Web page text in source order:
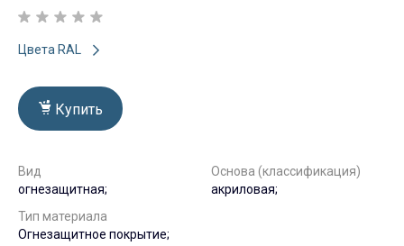
Цвета RAL
Купить
Вид
огнезащитная;
Основа (классификация)
акриловая;
Тип материала
Огнезащитное покрытие;